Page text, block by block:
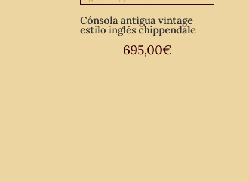
Cónsola antigua vintage
estilo inglés chippendale
695,00€